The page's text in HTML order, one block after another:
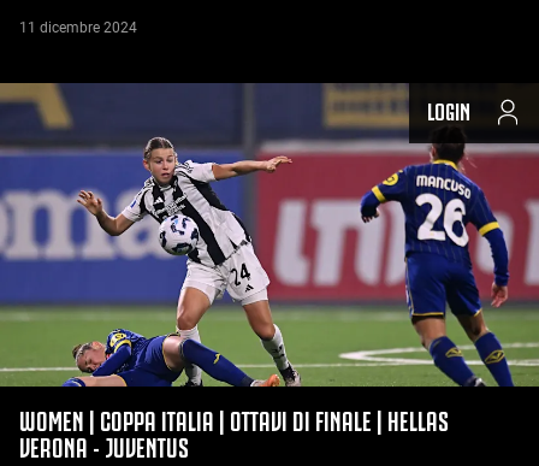
11 dicembre 2024
LOGIN
WOMEN | COPPA ITALIA | OTTAVI DI FINALE | HELLAS
VERONA - JUVENTUS